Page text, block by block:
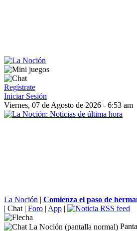
Regístrate
Iniciar Sesión
Viernes, 07 de Agosto de 2026 - 6:53 am
La Noción | Comienza el paso de
| Chat | Foro | App |